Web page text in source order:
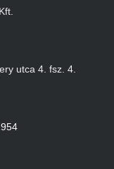
utca 4. fsz. 4.